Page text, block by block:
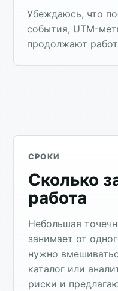
Убеждаюсь, что
события, UTM-
продолжают
СРОКИ
Сколько
работа
Небольшая
занимает от
нужно
каталог или
риски и